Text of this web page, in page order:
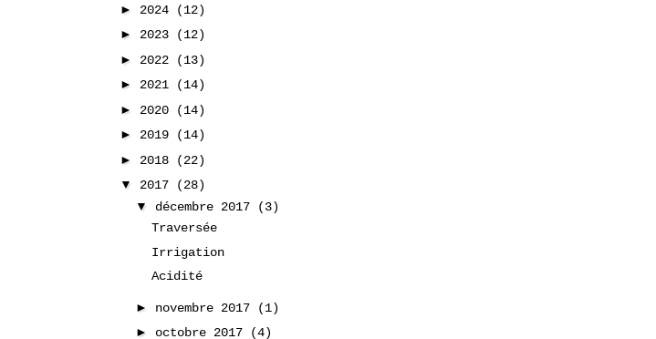
► 2024
(12)
► 2023
(12)
► 2022
(13)
► 2021
(14)
► 2020
(14)
► 2019
(14)
► 2018
(22)
▼ 2017
(28)
▼ décembre 2017
(3)
Traversée
Irrigation
Acidité
► novembre 2017
(1)
► octobre 2017
(4)